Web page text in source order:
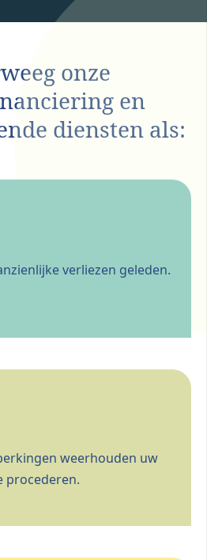
onze
en
diensten als:
verliezen geleden.
weerhouden uw
procederen.